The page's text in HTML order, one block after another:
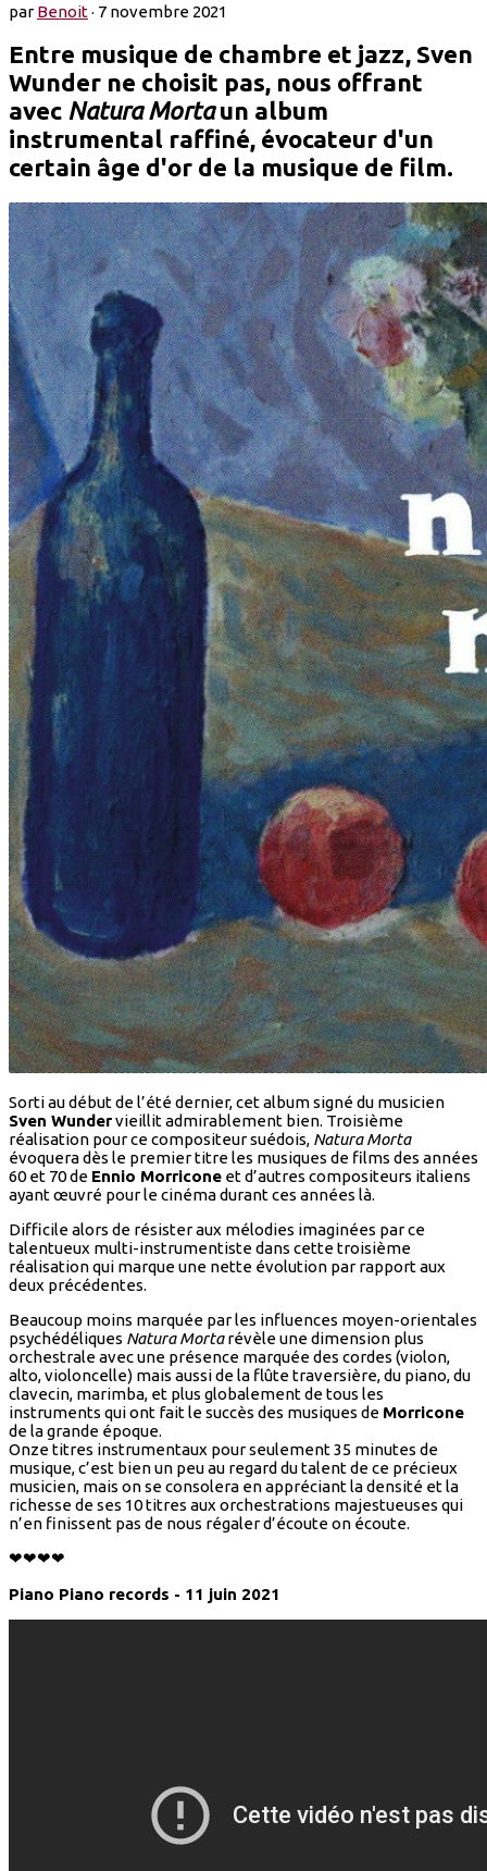
parBenoit· 7 novembre 2021
Entre musique de chambre et jazz, Sven
Wunder ne choisit pas, nous offrant
avec Natura Mortaun album
instrumental raffiné, évocateur d'un
certain âge d'or de la musique de film.
Sorti au début de l’été dernier, cet album signé du musicien
Sven Wundervieillit admirablement bien. Troisième
réalisation pour ce compositeur suédois, Natura Morta
évoquera dès le premier titre les musiques de films des années
60 et 70 de Ennio Morricone et d’autres compositeurs italiens
ayant œuvré pour le cinéma durant ces années là.
Difficile alors de résister aux mélodies imaginées par ce
talentueux multi-instrumentiste dans cette troisième
réalisation qui marque une nette évolution par rapport aux
deux précédentes.
Beaucoup moins marquée par les influences moyen-orientales
psychédéliques Natura Mortarévèle une dimension plus
orchestrale avec une présence marquée des cordes (violon,
alto, violoncelle) mais aussi de la flûte traversière, du piano, du
clavecin, marimba, et plus globalement de tous les
instruments qui ont fait le succès des musiques de Morricone
de la grande époque.
Onze titres instrumentaux pour seulement 35 minutes de
musique, c’est bien un peu au regard du talent de ce précieux
musicien, mais on se consolera en appréciant la densité et la
richesse de ses 10 titres aux orchestrations majestueuses qui
n’en finissent pas de nous régaler d’écoute on écoute.
❤❤❤❤
Piano Piano records - 11 juin 2021